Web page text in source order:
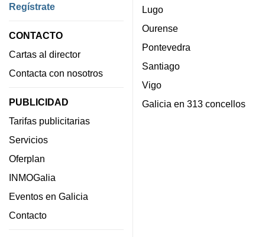
Regístrate
CONTACTO
Cartas al director
Contacta con nosotros
PUBLICIDAD
Tarifas publicitarias
Servicios
Oferplan
INMOGalia
Eventos en Galicia
Contacto
Lugo
Ourense
Pontevedra
Santiago
Vigo
Galicia en 313 concellos